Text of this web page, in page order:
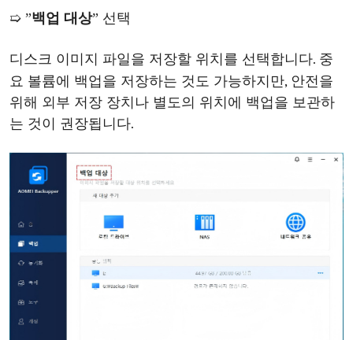
➯ ”백업 대상” 선택
디스크 이미지 파일을 저장할 위치를 선택합니다. 중
요 볼륨에 백업을 저장하는 것도 가능하지만, 안전을
위해 외부 저장 장치나 별도의 위치에 백업을 보관하
는 것이 권장됩니다.